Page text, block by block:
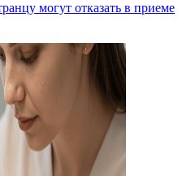
могут отказать в приеме